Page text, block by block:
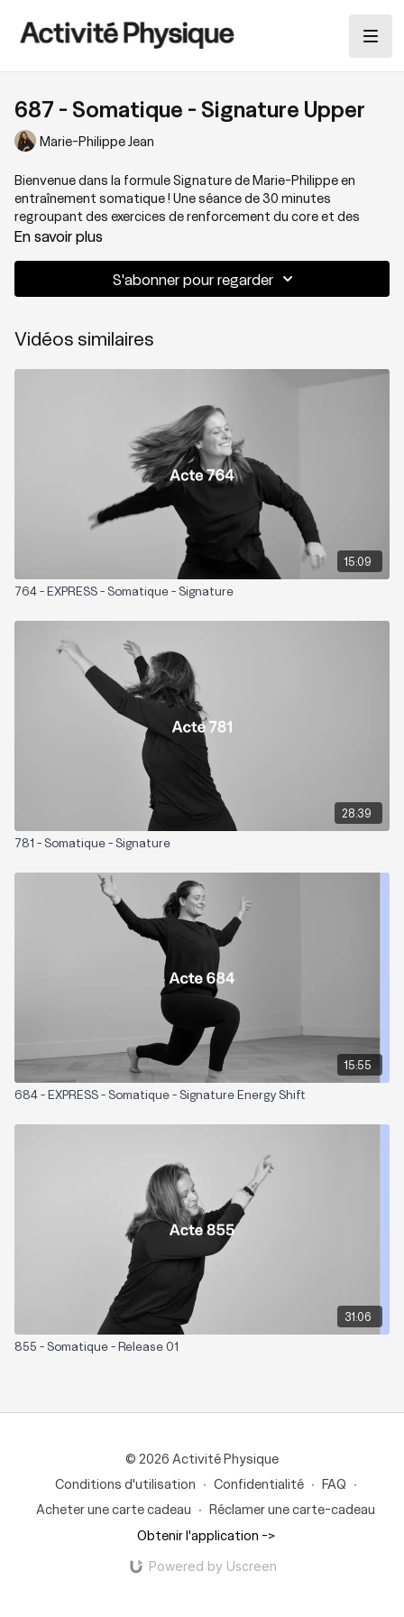
687 - Somatique - Signature Upper
Marie-Philippe Jean
Bienvenue dans la formule Signature de Marie-Philippe en
entraînement somatique ! Une séance de 30 minutes
regroupant des exercices de renforcement du core et des
épaules mélangés à des pratiques somatiques comme le
Zones sollicitées: Tout le corps
Signature Upper
En savoir plus
S'abonner pour regarder
Vidéos similaires
15:09
764 - EXPRESS - Somatique - Signature
28:39
781 - Somatique - Signature
15:55
684 - EXPRESS - Somatique - Signature Energy Shift
31:06
855 - Somatique - Release 01
© 2026 Activité Physique
Conditions d'utilisation ∙ Confidentialité ∙ FAQ ∙
Acheter une carte cadeau ∙ Réclamer une carte-cadeau
Obtenir l'application ->
Powered by Uscreen